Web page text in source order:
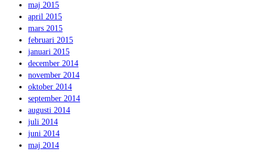
maj 2015
april 2015
mars 2015
februari 2015
januari 2015
december 2014
november 2014
oktober 2014
september 2014
augusti 2014
juli 2014
juni 2014
maj 2014